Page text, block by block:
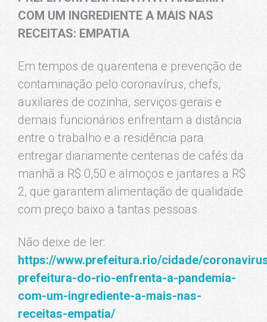
COM UM INGREDIENTE A MAIS NAS
RECEITAS: EMPATIA
Em tempos de quarentena e prevenção de
contaminação pelo coronavírus, chefs,
auxiliares de cozinha, serviços gerais e
demais funcionários enfrentam a distância
entre o trabalho e a residência para
entregar diariamente centenas de cafés da
manhã a R$ 0,50 e almoços e jantares a R$
2, que garantem alimentação de qualidade
com preço baixo a tantas pessoas.
Não deixe de ler:
https://www.prefeitura.rio/cidade/
prefeitura-do-rio-enfrenta-a-pandemia-
com-um-ingrediente-a-mais-nas-
receitas-empatia/